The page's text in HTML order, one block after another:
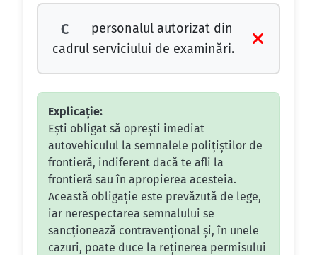
C
personalul autorizat din
cadrul serviciului de examinări.
Explicație:
Ești obligat să oprești imediat
autovehiculul la semnalele polițiștilor de
frontieră, indiferent dacă te afli la
frontieră sau în apropierea acesteia.
Această obligație este prevăzută de lege,
iar nerespectarea semnalului se
sancționează contravențional și, în unele
cazuri, poate duce la reținerea permisului